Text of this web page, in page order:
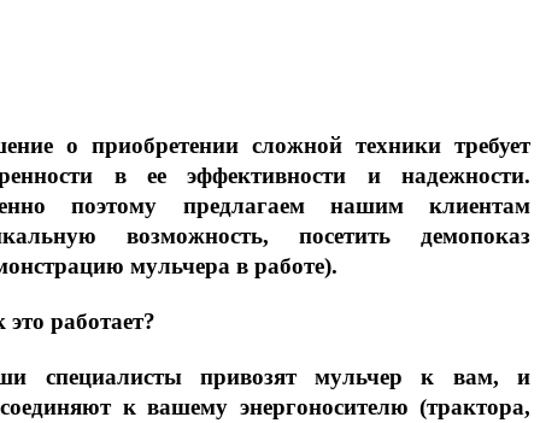
о приобретении сложной техники требует
в ее эффективности и надежности.
поэтому предлагаем нашим клиентам
возможность, посетить демопоказ
мульчера в работе).
это работает?
специалисты привозят мульчер к вам, и
к вашему энергоносителю (трактора,